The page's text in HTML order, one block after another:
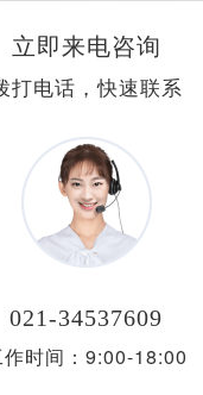
立即来电咨询
打电话，快速联系
021-34537609
作时间：9:00-18:00